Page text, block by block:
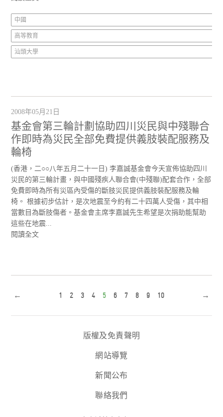
中國
高等教育
汕頭大學
2008年05月21日
基金會第三輪計劃協助四川災民與中殘聯合
作即時為災民全部免費提供義肢裝配服務及
輪椅
(香港，二○○八年五月二十一日) 李嘉誠基金會今天宣佈協助四川
災民的第三輪計畫，與中國殘疾人聯合會(中殘聯)配套合作，全部
免費即時為所有災區內受傷的斷肢災民提供義肢裝配服務及輪
椅。 根據初步估計，是次地震至今約有二十四萬人受傷，其中相
當數目為斷肢傷者。基金會主席李嘉誠先生希望是次捐助能幫助
這些在地震...
閱讀全文
← 1 2 3 4 5 6 7 8 9 10 →
版權及免責聲明
網站導覽
新聞公布
聯絡我們